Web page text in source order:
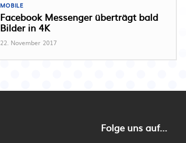
MOBILE
Facebook Messenger überträgt bald
Bilder in 4K
22. November 2017
Folge uns auf...